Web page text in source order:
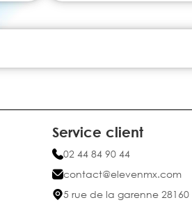
Service client
02 44 84 90 44
contact@elevenmx.com
5 rue de la garenne 28160